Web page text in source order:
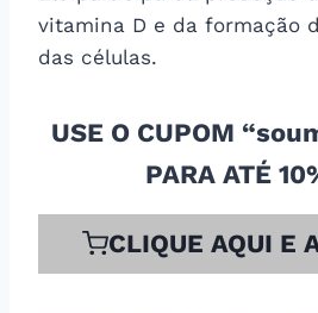
vitamina D e da formação
das células.
USE O CUPOM
PARA ATÉ
CLIQUE AQUI E